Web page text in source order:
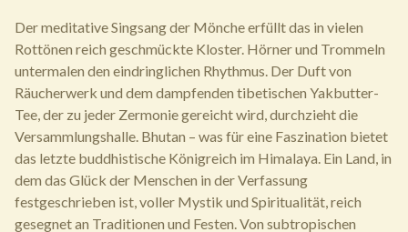
Der meditative Singsang der Mönche erfüllt das in vielen
Rottönen reich geschmückte Kloster. Hörner und Trommeln
untermalen den eindringlichen Rhythmus. Der Duft von
Räucherwerk und dem dampfenden tibetischen Yakbutter-
Tee, der zu jeder Zermonie gereicht wird, durchzieht die
Versammlungshalle. Bhutan – was für eine Faszination bietet
das letzte buddhistische Königreich im Himalaya. Ein Land, in
dem das Glück der Menschen in der Verfassung
festgeschrieben ist, voller Mystik und Spiritualität, reich
gesegnet an Traditionen und Festen. Von subtropischen